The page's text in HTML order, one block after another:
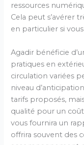
ressources
Cela peut s’avérer
en particulier si
Agadir bénéficie
pratiques en
circulation variées
niveau
tarifs proposés,
qualité pour un
vous fournira un
offrira souvent des